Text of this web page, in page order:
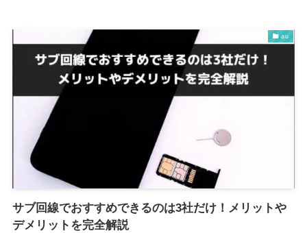
au
サブ回線でおすすめできるのは3社だけ！メリットや
デメリットを完全解説